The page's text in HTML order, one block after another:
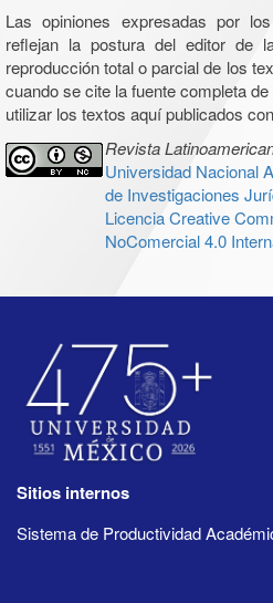
Las opiniones expresadas por
reflejan la postura del editor de
reproducción total o parcial de los
cuando se cite la fuente completa
utilizar los textos aquí publicados
Revista
Universidad Nacional
de Investigaciones
Licencia Creative
NoComercial 4.0
Sitios internos
Sistema de Productividad